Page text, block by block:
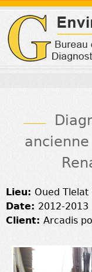
Lieu: Oued Tlelat
Date: 2012-2013
Client: Arcadis